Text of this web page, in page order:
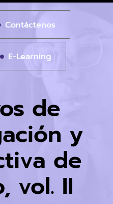
Contáctenos
E-Learning
de
y
de
vol. II